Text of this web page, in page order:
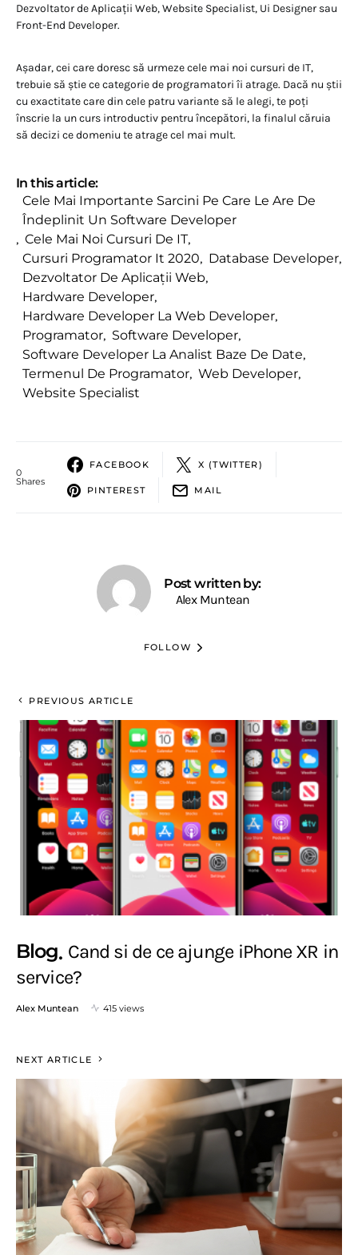
Dezvoltator de Aplicații Web, Website Specialist, Ui Designer sau
Front-End Developer.
Așadar, cei care doresc să urmeze cele mai noi cursuri de IT,
trebuie să știe ce categorie de programatori îi atrage. Dacă nu știi
cu exactitate care din cele patru variante să le alegi, te poți
înscrie la un curs introductiv pentru începători, la finalul căruia
să decizi ce domeniu te atrage cel mai mult.
In this article:
Cele Mai Importante Sarcini Pe Care Le Are De
Îndeplinit Un Software Developer
, Cele Mai Noi Cursuri De IT,
Cursuri Programator It 2020, Database Developer,
Dezvoltator De Aplicații Web,
Hardware Developer,
Hardware Developer La Web Developer,
Programator, Software Developer,
Software Developer La Analist Baze De Date,
Termenul De Programator, Web Developer,
Website Specialist
0
Shares
FACEBOOK X (TWITTER)
PINTEREST MAIL
Post written by:
Alex Muntean
FOLLOW
PREVIOUS ARTICLE
Blog Cand si de ce ajunge iPhone XR in
service?
Alex Muntean 415 views
NEXT ARTICLE